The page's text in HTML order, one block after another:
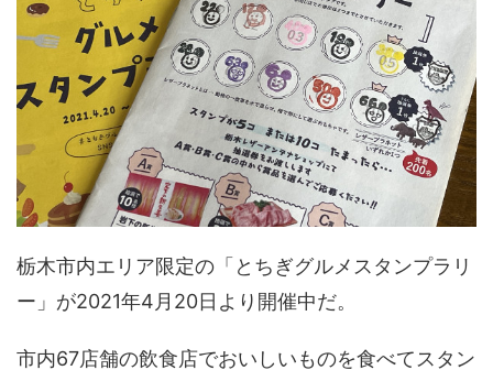
栃木市内エリア限定の「とちぎグルメスタンプラリ
ー」が2021年4月20日より開催中だ。
市内67店舗の飲食店でおいしいものを食べてスタン